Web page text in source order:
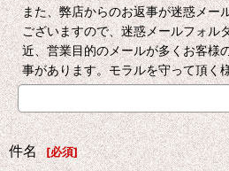
また、弊店からのお返事が迷惑メー
ございますので、迷惑メールフォル
近、営業目的のメールが多くお客様
事があります。モラルを守って頂く
件名 [必須]